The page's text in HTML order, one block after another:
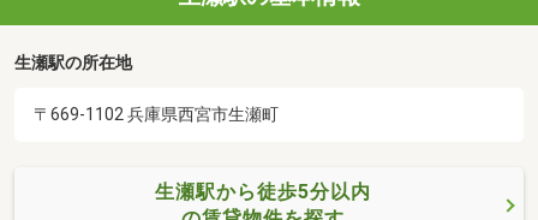
生瀬駅の所在地
〒669-1102 兵庫県西宮市生瀬町
生瀬駅から徒歩5分以内